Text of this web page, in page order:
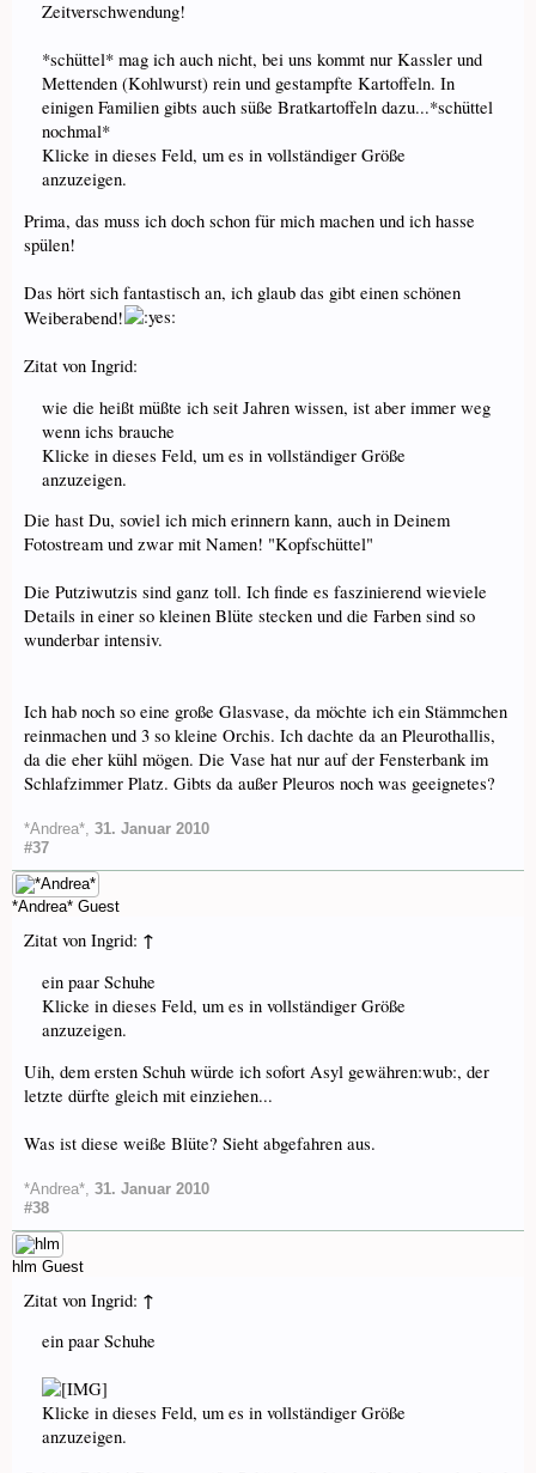
Zeitverschwendung!
*schüttel* mag ich auch nicht, bei uns kommt nur Kassler und
Mettenden (Kohlwurst) rein und gestampfte Kartoffeln. In
einigen Familien gibts auch süße Bratkartoffeln dazu...*schüttel
nochmal*
Klicke in dieses Feld, um es in vollständiger Größe
anzuzeigen.
Prima, das muss ich doch schon für mich machen und ich hasse
spülen!
Das hört sich fantastisch an, ich glaub das gibt einen schönen
Weiberabend!
Zitat von Ingrid:
wie die heißt müßte ich seit Jahren wissen, ist aber immer weg
wenn ichs brauche
Klicke in dieses Feld, um es in vollständiger Größe
anzuzeigen.
Die hast Du, soviel ich mich erinnern kann, auch in Deinem
Fotostream und zwar mit Namen! "Kopfschüttel"
Die Putziwutzis sind ganz toll. Ich finde es faszinierend wieviele
Details in einer so kleinen Blüte stecken und die Farben sind so
wunderbar intensiv.
Ich hab noch so eine große Glasvase, da möchte ich ein Stämmchen
reinmachen und 3 so kleine Orchis. Ich dachte da an Pleurothallis,
da die eher kühl mögen. Die Vase hat nur auf der Fensterbank im
Schlafzimmer Platz. Gibts da außer Pleuros noch was geeignetes?
*Andrea*, 31. Januar 2010
#37
*Andrea* Guest
Zitat von Ingrid: ↑
ein paar Schuhe
Klicke in dieses Feld, um es in vollständiger Größe
anzuzeigen.
Uih, dem ersten Schuh würde ich sofort Asyl gewähren:wub:, der
letzte dürfte gleich mit einziehen...
Was ist diese weiße Blüte? Sieht abgefahren aus.
*Andrea* 31. Januar 2010
#38
hlm Guest
Zitat von Ingrid: ↑
ein paar Schuhe
Klicke in dieses Feld, um es in vollständiger Größe
anzuzeigen.